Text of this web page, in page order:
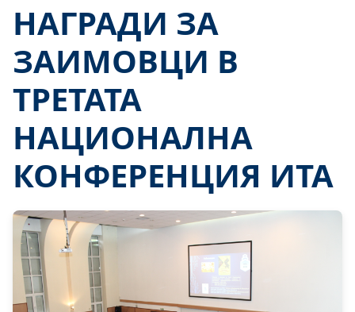
НАГРАДИ ЗА
ЗАИМОВЦИ В
ТРЕТАТА
НАЦИОНАЛНА
КОНФЕРЕНЦИЯ ИТА